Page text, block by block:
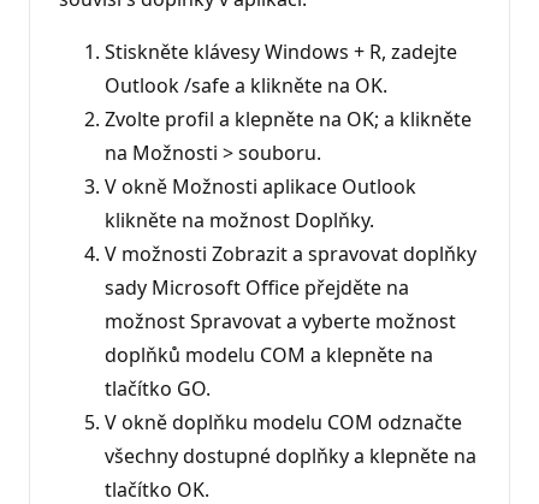
Stiskněte klávesy Windows + R, zadejte
Outlook /safe a klikněte na OK.
Zvolte profil a klepněte na OK; a klikněte
na Možnosti > souboru.
V okně Možnosti aplikace Outlook
klikněte na možnost Doplňky.
V možnosti Zobrazit a spravovat doplňky
sady Microsoft Office přejděte na
možnost Spravovat a vyberte možnost
doplňků modelu COM a klepněte na
tlačítko GO.
V okně doplňku modelu COM odznačte
všechny dostupné doplňky a klepněte na
tlačítko OK.